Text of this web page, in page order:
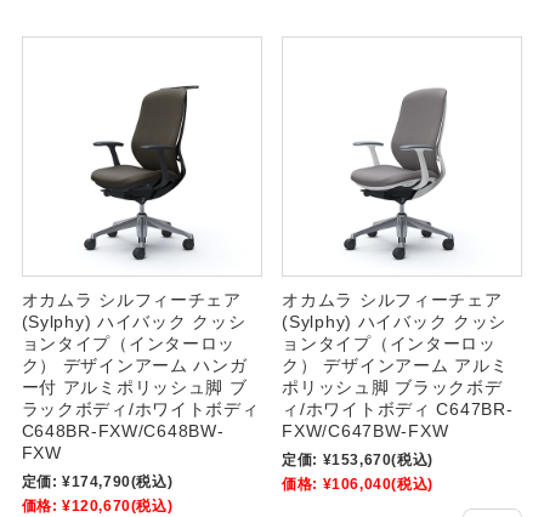
オカムラ シルフィーチェア
(Sylphy) ハイバック クッシ
ョンタイプ（インターロッ
ク） デザインアーム ハンガ
ー付 アルミポリッシュ脚 ブ
ラックボディ/ホワイトボディ
C648BR-FXW/C648BW-
FXW
定価: ¥174,790(税込)
価格: ¥120,670(税込)
オカムラ シルフィーチェア
(Sylphy) ハイバック クッシ
ョンタイプ（インターロッ
ク） デザインアーム アルミ
ポリッシュ脚 ブラックボデ
ィ/ホワイトボディ C647BR-
FXW/C647BW-FXW
定価: ¥153,670(税込)
価格: ¥106,040(税込)